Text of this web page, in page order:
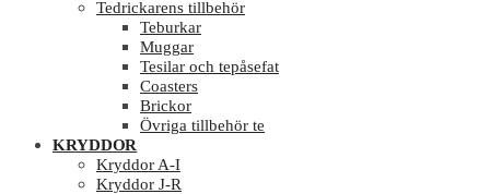
Tedrickarens tillbehör
Teburkar
Muggar
Tesilar och tepåsefat
Coasters
Brickor
Övriga tillbehör te
KRYDDOR
Kryddor A-I
Kryddor J-R